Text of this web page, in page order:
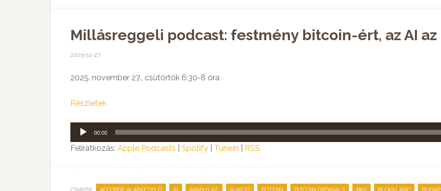
Millásreggeli podcast: festmény bitcoin-ért, az AI az
2025-11-27
2025. november 27., csütörtök 6:30-8 óra
Részletek
Audió
lejátszó
00:00
Feliratkozás: Apple Podcasts Spotify TuneIn RSS
CÍMKÉK: , , , , , , , ,